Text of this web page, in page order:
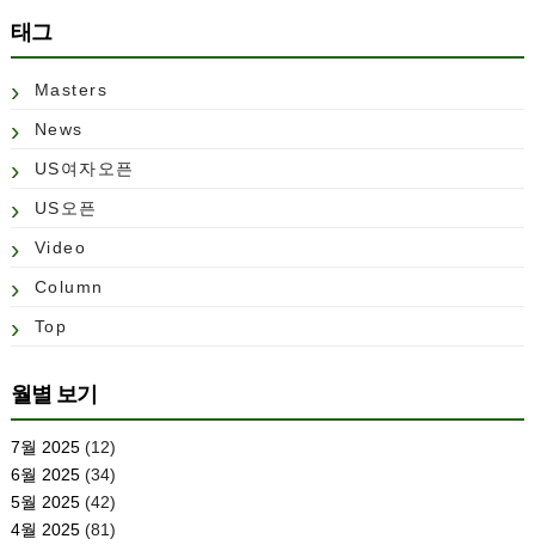
태그
Masters
News
US여자오픈
US오픈
Video
Column
Top
월별 보기
7월 2025(12)
6월 2025(34)
5월 2025(42)
4월 2025(81)